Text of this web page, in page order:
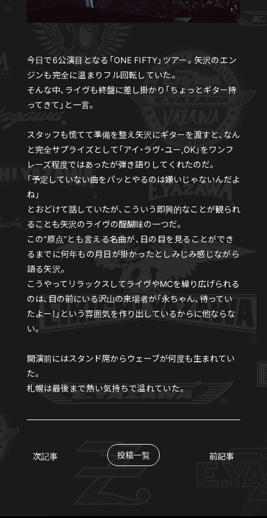
今日で6公演目となる「ONE FIFTY」ツアー。矢沢のエン
ジンも完全に温まりフル回転していた。
そんな中、ライヴも終盤に差し掛かり「ちょっとギター持
ってきて」と一言。
スタッフも慌てて準備を整え矢沢にギターを渡すと、なん
と完全サプライズとして「アイ・ラヴ・ユー,OK」をワンフ
レーズ程度ではあったが弾き語りしてくれたのだ。
「予定していない曲をパッとやるのは嫌いじゃないんだよ
ね」
とおどけて話していたが、こういう即興的なことが観られ
ることも矢沢のライヴの醍醐味の一つだ。
この“原点”とも言える名曲が、日の目を見ることができ
るまでに何年もの月日が掛かったとしみじみ感じながら
語る矢沢。
こうやってリラックスしてライヴやMCを繰り広げられる
のは、目の前にいる沢山の来場者が「永ちゃん、待ってい
たよー！」という雰囲気を作り出しているからに他ならな
い。
開演前にはスタンド席からウェーブが何度も生まれてい
た。
札幌は最後まで熱い気持ちで溢れていた。
次記事 投稿一覧 前記事